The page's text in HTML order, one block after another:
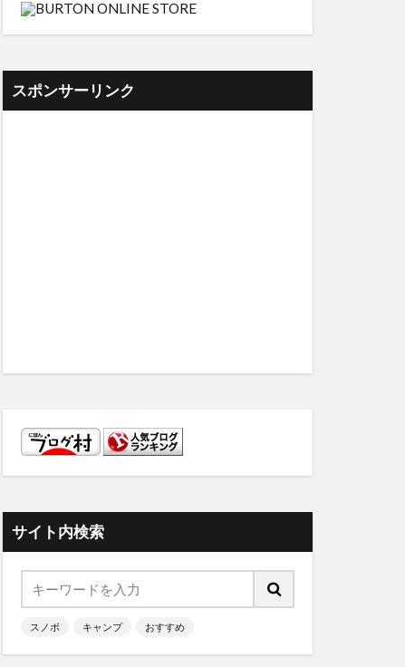
スポンサーリンク
サイト内検索
スノボ キャンプ おすすめ